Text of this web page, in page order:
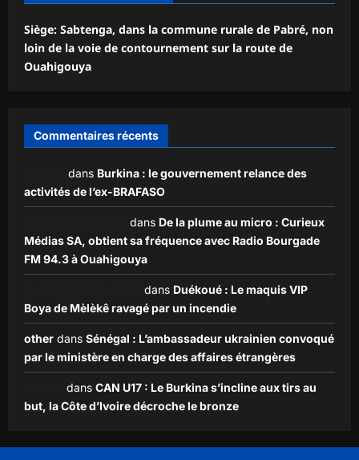
Siège: Sabtenga, dans la commune rurale de Pabré, non
loin de la voie de contournement sur la route de
Ouahigouya
Commentaires récents
dans Burkina : le gouvernement relance des
activités de l’ex-BRAFASO
dans De la plume au micro : Curieux
Médias SA, obtient sa fréquence avec Radio Bourgade
FM 94.3 à Ouahigouya
dans Duékoué : Le maquis VIP
Boya de Mèlèkê ravagé par un incendie
other dans Sénégal : L’ambassadeur ukrainien convoqué
par le ministère en charge des affaires étrangères
dans CAN U17 : Le Burkina s’incline aux tirs au
but, la Côte d’Ivoire décroche le bronze